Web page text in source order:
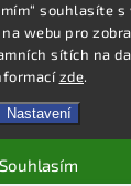
souhlasíte s
webu pro
sítích na
zde.
Nastavení
Souhlasím
se